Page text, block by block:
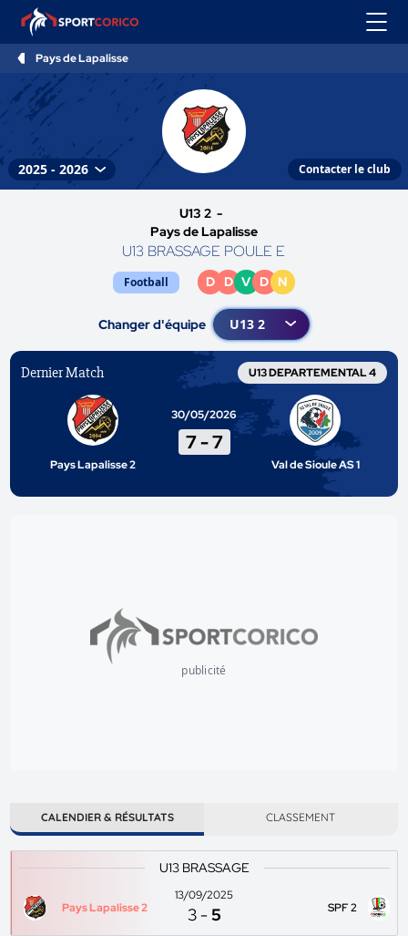
Pays de Lapalisse
Contacter le club
U13 2 -
Pays de Lapalisse
U13 BRASSAGE POULE E
Football D D V D N
Changer d'équipe
Dernier Match U13 DEPARTEMENTAL 4
Pays Lapalisse 2
30/05/2026
7-7
Val de Sioule AS 1
publicité
CALENDIER & RÉSULTATS CLASSEMENT
U13 BRASSAGE
Pays Lapalisse 2
13/09/2025
3 -5 SPF 2